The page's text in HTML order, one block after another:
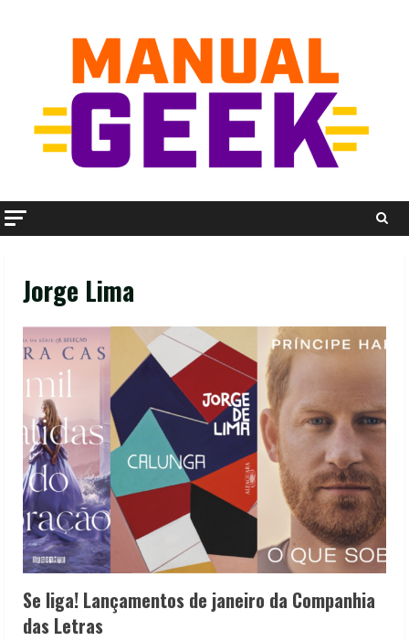
Jorge Lima
Se liga! Lançamentos de janeiro da Companhia
das Letras